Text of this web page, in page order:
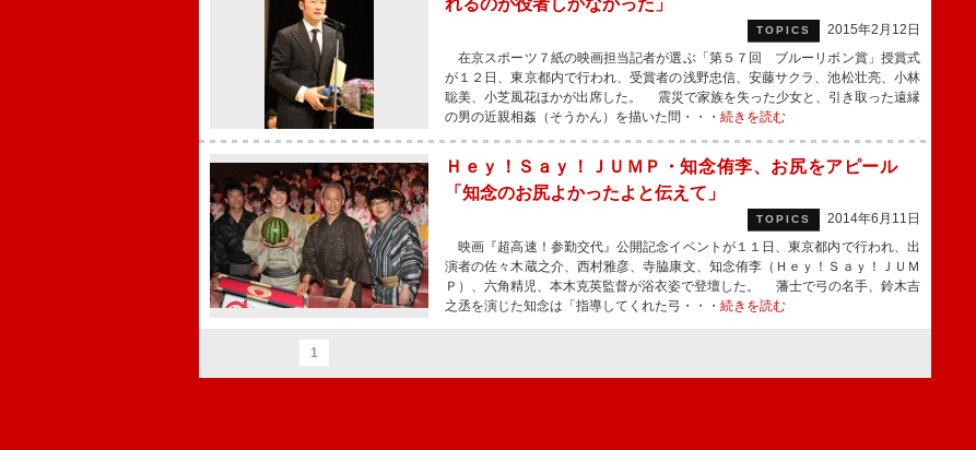
れるのが役者しかなかった」
TOPICS
2015年2月12日
在京スポーツ７紙の映画担当記者が選ぶ「第５７回 ブルーリボン賞」授賞式
が１２日、東京都内で行われ、受賞者の浅野忠信、安藤サクラ、池松壮亮、小林
聡美、小芝風花ほかが出席した。 震災で家族を失った少女と、引き取った遠縁
の男の近親相姦（そうかん）を描いた問・・・ 続きを読む
Ｈｅｙ！Ｓａｙ！ＪＵＭＰ・知念侑李、お尻をアピール
「知念のお尻よかったよと伝えて」
TOPICS
2014年6月11日
映画『超高速！参勤交代』公開記念イベントが１１日、東京都内で行われ、出
演者の佐々木蔵之介、西村雅彦、寺脇康文、知念侑李（Ｈｅｙ！Ｓａｙ！ＪＵＭ
Ｐ）、六角精児、本木克英監督が浴衣姿で登壇した。 藩士で弓の名手、鈴木吉
之丞を演じた知念は「指導してくれた弓・・・ 続きを読む
1